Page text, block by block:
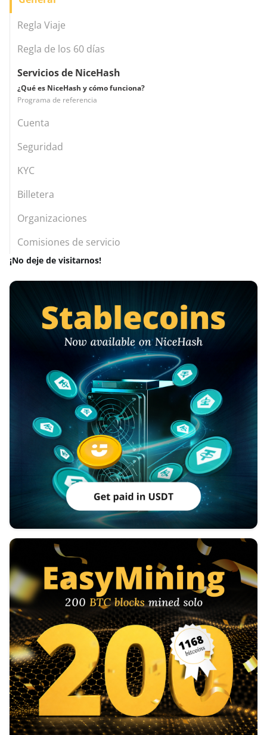
Regla Viaje
Regla de los 60 días
Servicios de NiceHash
¿Qué es NiceHash y cómo funciona?
Programa de referencia
Cuenta
Seguridad
KYC
Billetera
Organizaciones
Comisiones de servicio
¡No deje de visitarnos!